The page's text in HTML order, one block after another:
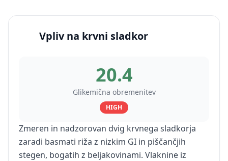
Vpliv na krvni sladkor
20.4
Glikemična obremenitev
HIGH
Zmeren in nadzorovan dvig krvnega sladkorja
zaradi basmati riža z nizkim GI in piščančjih
stegen, bogatih z beljakovinami. Vlaknine iz